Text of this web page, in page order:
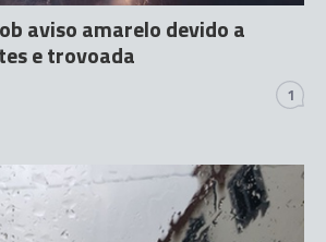
aviso amarelo devido a
e trovoada
1